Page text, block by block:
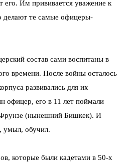
его. Им прививается уважение к
делают те самые офицеры-
состав сами воспитаны в
времени. После войны осталось
развивались для их
офицер, его в 11 лет поймали
(нынешний Бишкек). И
умыл, обучил.
которые были кадетами в 50-х